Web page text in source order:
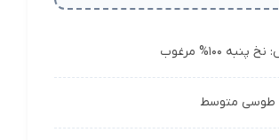
100% مرغوب
طوسی متوسط